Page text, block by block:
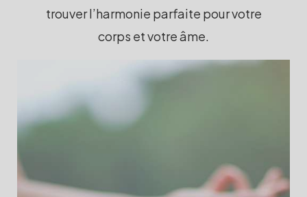
trouver l’harmonie parfaite pour votre
corps et votre âme.